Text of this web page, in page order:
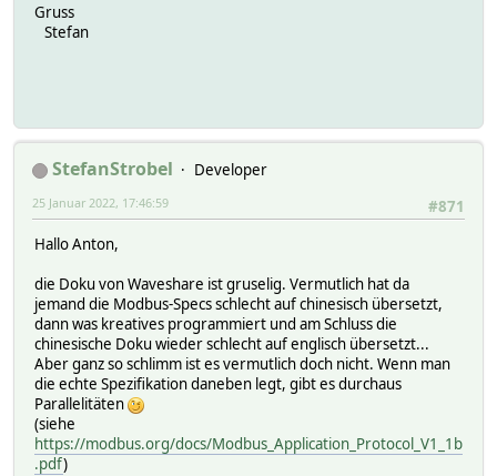
Gruss
Stefan
StefanStrobel
Developer
#871
25 Januar 2022, 17:46:59
Hallo Anton,
die Doku von Waveshare ist gruselig. Vermutlich hat da
jemand die Modbus-Specs schlecht auf chinesisch übersetzt,
dann was kreatives programmiert und am Schluss die
chinesische Doku wieder schlecht auf englisch übersetzt...
Aber ganz so schlimm ist es vermutlich doch nicht. Wenn man
die echte Spezifikation daneben legt, gibt es durchaus
Parallelitäten
(siehe
https://modbus.org/docs/Modbus_Application_Protocol_V1_1b
.pdf)